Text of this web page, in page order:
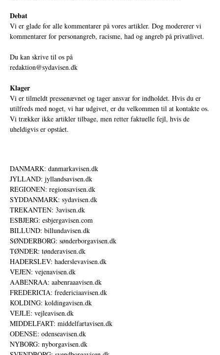
Debat
Vi er glade for alle kommentarer på vores artikler. Dog modererer vi
kommentarer for personangreb, racisme, had og angreb på privatlivet.
Du kan skrive til os på
redaktion@sydavisen.dk
Klager
Vi er tilmeldt pressenævnet og tager ansvar for indholdet. Hvis du er
utilfreds med noget, vi har udgivet, er du velkommen til at kontakte os.
Vi trækker ikke artikler tilbage, men retter faktuelle fejl, hvis de
uheldigvis er opstået.
DANMARK: danmarkavisen.dk
JYLLAND: jyllandsavisen.dk
REGIONEN: regionsavisen.dk
SYDDANMARK: sydavisen.dk
TREKANTEN: 3avisen.dk
ESBJERG: esbjergavisen.com
BILLUND: billundavisen.dk
SØNDERBORG: sønderborgavisen.dk
TØNDER: tønderavisen.dk
HADERSLEV: haderslevavisen.dk
VEJEN: vejenavisen.dk
AABENRAA: aabenraaavisen.dk
FREDERICIA: fredericiaavisen.dk
KOLDING: koldingavisen.dk
VEJLE: vejleavisen.dk
MIDDELFART: middelfartavisen.dk
ODENSE: odenseavisen.dk
NYBORG: nyborgavisen.dk